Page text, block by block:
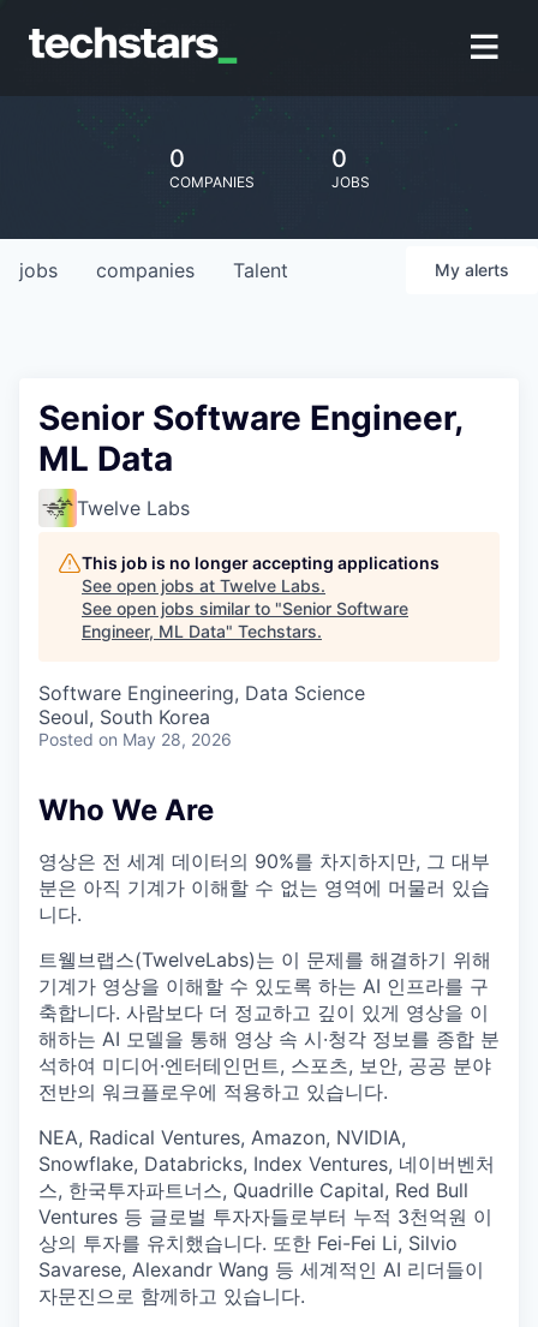
0
COMPANIES
0
JOBS
jobs companies Talent My alerts
Senior Software Engineer,
ML Data
Twelve Labs
This job is no longer accepting applications
See open jobs at Twelve Labs.
See open jobs similar to "Senior Software
Engineer, ML Data" Techstars.
Software Engineering, Data Science
Seoul, South Korea
Posted on May 28, 2026
Who We Are
영상은 전 세계 데이터의 90%를 차지하지만, 그 대부
분은 아직 기계가 이해할 수 없는 영역에 머물러 있습
니다.
트웰브랩스(TwelveLabs)는 이 문제를 해결하기 위해
기계가 영상을 이해할 수 있도록 하는 AI 인프라를 구
축합니다. 사람보다 더 정교하고 깊이 있게 영상을 이
해하는 AI 모델을 통해 영상 속 시·청각 정보를 종합 분
석하여 미디어·엔터테인먼트, 스포츠, 보안, 공공 분야
전반의 워크플로우에 적용하고 있습니다.
NEA, Radical Ventures, Amazon, NVIDIA,
Snowflake, Databricks, Index Ventures, 네이버벤처
스, 한국투자파트너스, Quadrille Capital, Red Bull
Ventures 등 글로벌 투자자들로부터 누적 3천억원 이
상의 투자를 유치했습니다. 또한 Fei-Fei Li, Silvio
Savarese, Alexandr Wang 등 세계적인 AI 리더들이
자문진으로 함께하고 있습니다.